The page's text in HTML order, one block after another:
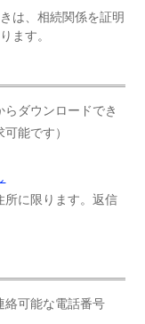
は、相続関係を証明
ます。
ダウンロードでき
能です）
所に限ります。返信
絡可能な電話番号